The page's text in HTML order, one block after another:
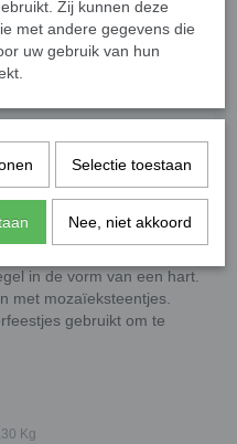
hart
in de vorm van een hart.
met mozaïeksteentjes.
gebruikt om te
Kg
Zij kunnen deze
met andere gegevens die
uw gebruik van hun
Selectie toestaan
Nee, niet akkoord